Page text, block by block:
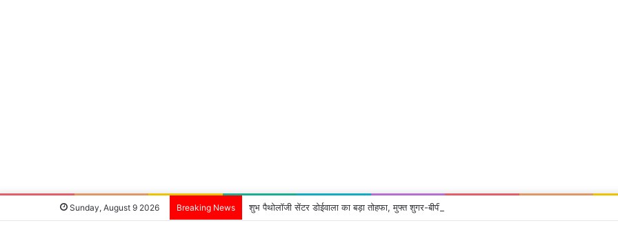
Sunday, August 9 2026 Breaking News शुभ पैथोलॉजी सेंटर डोईवाला का बड़ा तोहफा, मुफ्त शुगर-बीपी जांच सुविधा शुरू